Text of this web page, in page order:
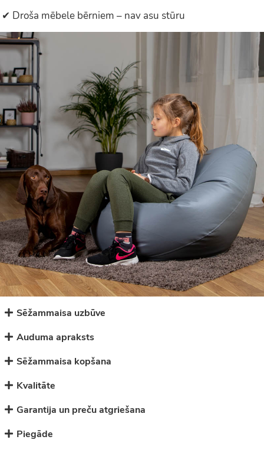
✔ Droša mēbele bērniem – nav asu stūru
Sēžammaisa uzbūve
Auduma apraksts
Sēžammaisa kopšana
Kvalitāte
Garantija un preču atgriešana
Piegāde